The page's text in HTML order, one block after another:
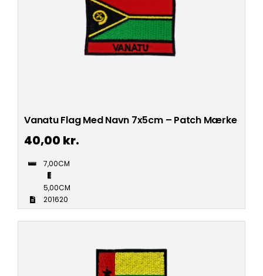
Vanatu Flag Med Navn 7x5cm – Patch Mærke
40,00 kr.
7,00CM
5,00CM
201620